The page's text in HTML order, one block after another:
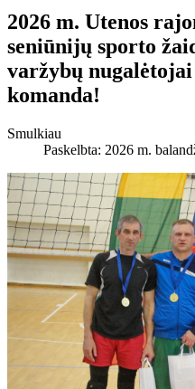
2026 m. Utenos
seniūnijų sporto
varžybų
komanda!
Smulkiau
Paskelbta: 2026 m.